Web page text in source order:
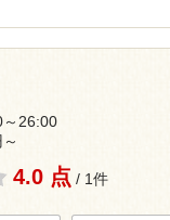
26:00
4.0 点 / 1件